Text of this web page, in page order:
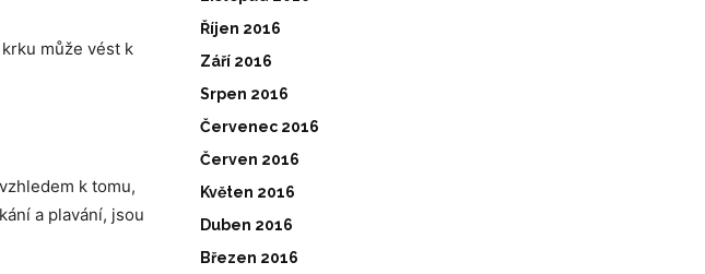
může vést k
k tomu,
a plavání, jsou
Říjen 2016
Září 2016
Srpen 2016
Červenec 2016
Červen 2016
Květen 2016
Duben 2016
Březen 2016